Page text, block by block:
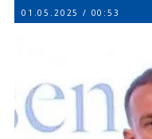
01.05.2025 / 00:53